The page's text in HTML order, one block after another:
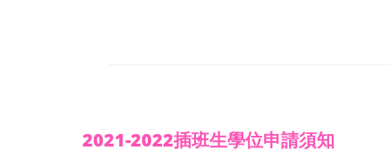
2021-2022插班生學位申請須知